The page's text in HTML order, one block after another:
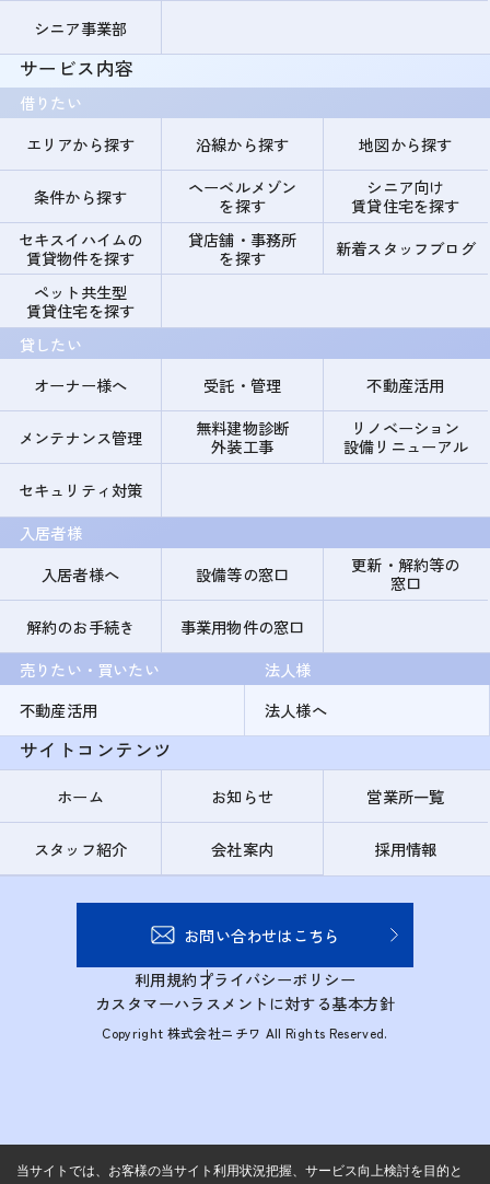
シニア事業部
サービス内容
借りたい
エリアから探す
沿線から探す 地図から探す
条件から探す
ヘーベルメゾン
を探す
シニア向け
賃貸住宅を探す
セキスイハイムの
賃貸物件を探す
貸店舗・事務所
を探す
新着スタッフブログ
ペット共生型
賃貸住宅を探す
貸したい
オーナー様へ
受託・管理 不動産活用
メンテナンス管理
無料建物診断
外装工事
リノベーション
設備リニューアル
セキュリティ対策
入居者様
入居者様へ
設備等の窓口
更新・解約等の
窓口
解約のお手続き
事業用物件の窓口
売りたい・買いたい
不動産活用
法人様
法人様へ
サイトコンテンツ
ホーム お知らせ 営業所一覧
スタッフ紹介 会社案内 採用情報
お問い合わせはこちら
利用規約プライバシーポリシー
カスタマーハラスメントに対する基本方針
Copyright 株式会社ニチワ All Rights Reserved.
当サイトでは、お客様の当サイト利用状況把握、サービス向上検討を目的と